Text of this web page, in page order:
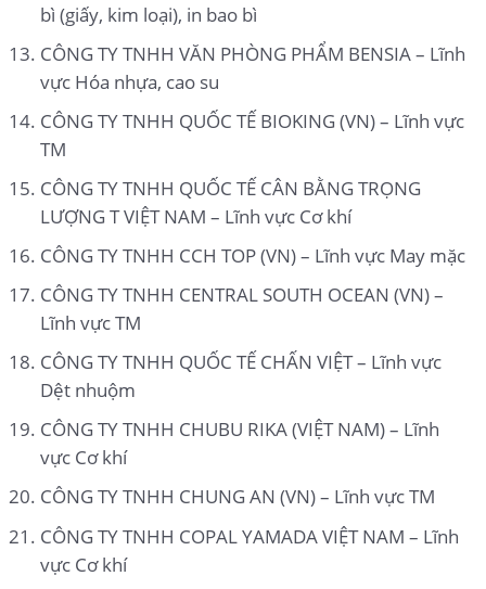
bì (giấy, kim loại), in bao bì
CÔNG TY TNHH VĂN PHÒNG PHẨM BENSIA – Lĩnh
vực Hóa nhựa, cao su
CÔNG TY TNHH QUỐC TẾ BIOKING (VN) – Lĩnh vực
TM
CÔNG TY TNHH QUỐC TẾ CÂN BẰNG TRỌNG
LƯỢNG T VIỆT NAM – Lĩnh vực Cơ khí
CÔNG TY TNHH CCH TOP (VN) – Lĩnh vực May mặc
CÔNG TY TNHH CENTRAL SOUTH OCEAN (VN) –
Lĩnh vực TM
CÔNG TY TNHH QUỐC TẾ CHẤN VIỆT – Lĩnh vực
Dệt nhuộm
CÔNG TY TNHH CHUBU RIKA (VIỆT NAM) – Lĩnh
vực Cơ khí
CÔNG TY TNHH CHUNG AN (VN) – Lĩnh vực TM
CÔNG TY TNHH COPAL YAMADA VIỆT NAM – Lĩnh
vực Cơ khí